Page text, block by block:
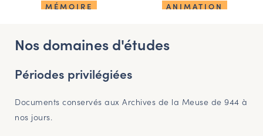
MÉMOIRE ANIMATION
Nos domaines d'études
Périodes privilégiées
Documents conservés aux Archives de la Meuse de 944 à
nos jours.